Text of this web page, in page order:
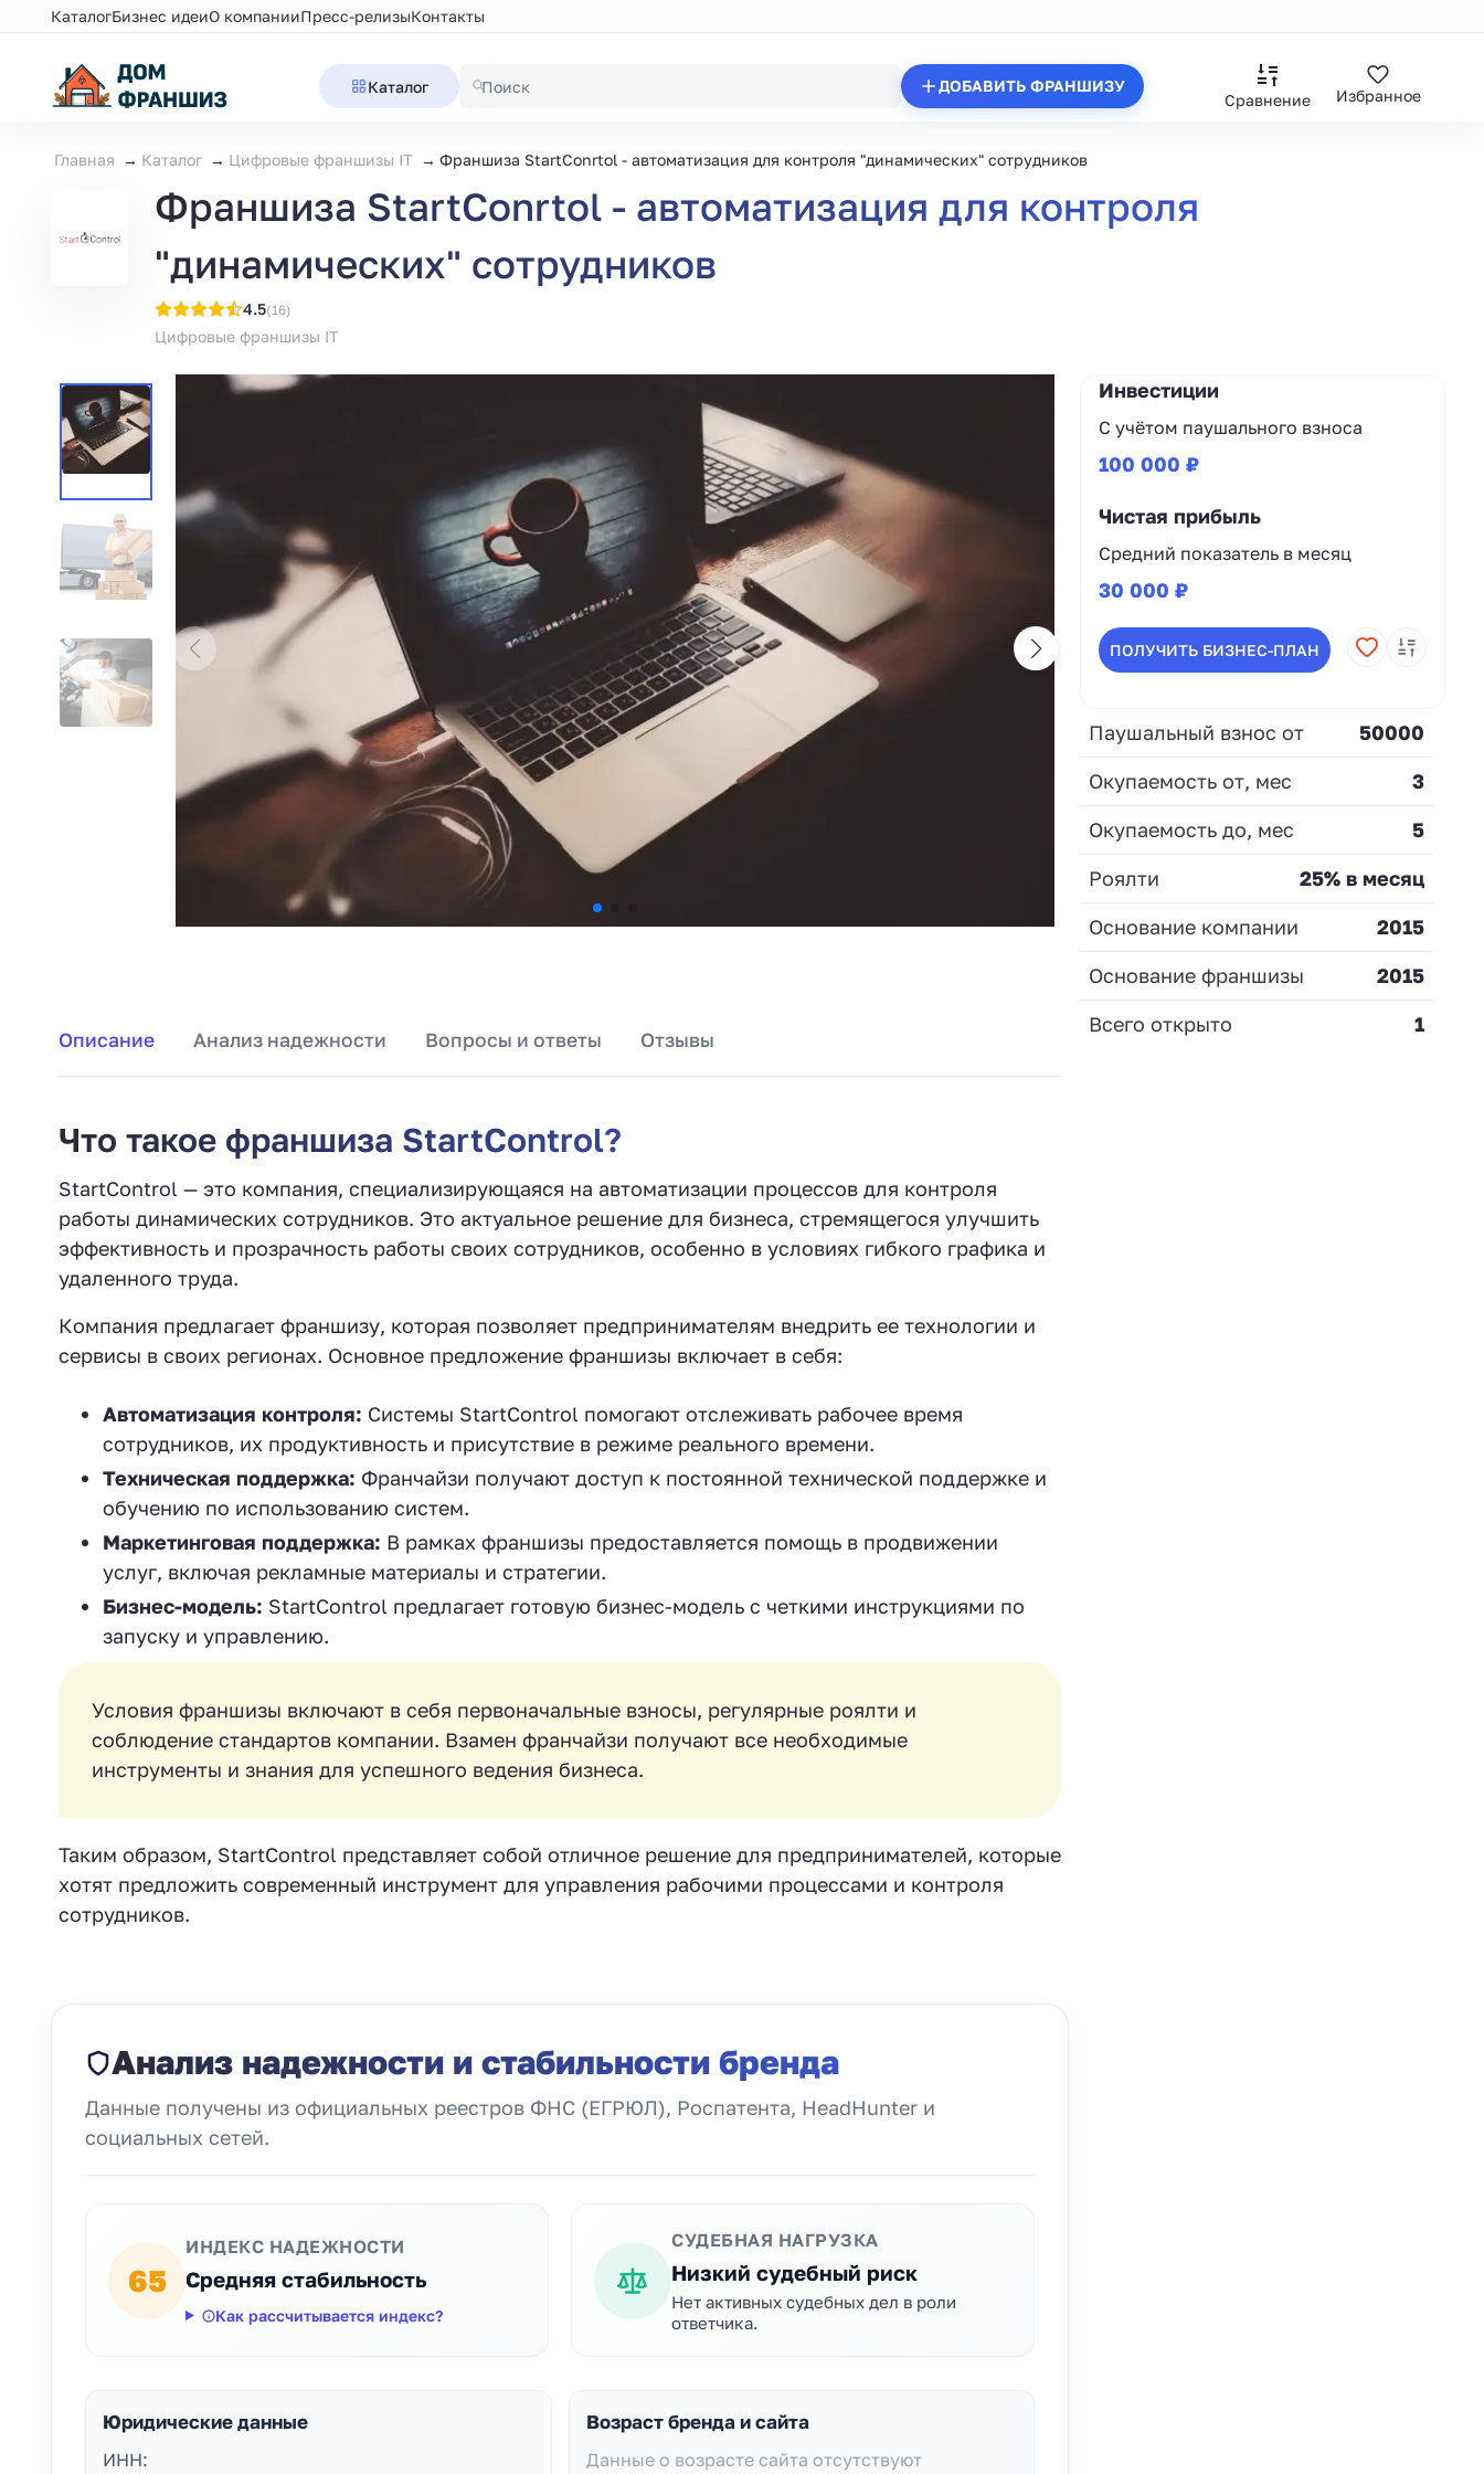
КаталогБизнес идеиО компанииПресс-релизыКонтакты
Каталог ДОБАВИТЬ ФРАНШИЗУ
Сравнение Избранное
Главная Каталог Цифровые франшизы IT Франшиза StartConrtol - автоматизация для контроля "динамических" сотрудников
Франшиза StartConrtol - автоматизация для контроля
"динамических" сотрудников
4.5(16)
Цифровые франшизы IT
Описание Анализ надежности Вопросы и ответы Отзывы
Что такое франшиза StartControl?
StartControl — это компания, специализирующаяся на автоматизации процессов для контроля
работы динамических сотрудников. Это актуальное решение для бизнеса, стремящегося улучшить
эффективность и прозрачность работы своих сотрудников, особенно в условиях гибкого графика и
удаленного труда.
Компания предлагает франшизу, которая позволяет предпринимателям внедрить ее технологии и
сервисы в своих регионах. Основное предложение франшизы включает в себя:
Автоматизация контроля: Системы StartControl помогают отслеживать рабочее время
сотрудников, их продуктивность и присутствие в режиме реального времени.
Техническая поддержка: Франчайзи получают доступ к постоянной технической поддержке и
обучению по использованию систем.
Маркетинговая поддержка: В рамках франшизы предоставляется помощь в продвижении
услуг, включая рекламные материалы и стратегии.
Бизнес-модель: StartControl предлагает готовую бизнес-модель с четкими инструкциями по
запуску и управлению.
Условия франшизы включают в себя первоначальные взносы, регулярные роялти и
соблюдение стандартов компании. Взамен франчайзи получают все необходимые
инструменты и знания для успешного ведения бизнеса.
Таким образом, StartControl представляет собой отличное решение для предпринимателей, которые
хотят предложить современный инструмент для управления рабочими процессами и контроля
сотрудников.
Анализ надежности и стабильности бренда
Данные получены из официальных реестров ФНС (ЕГРЮЛ), Роспатента, HeadHunter и
социальных сетей.
65
ИНДЕКС НАДЕЖНОСТИ
Средняя стабильность
Как рассчитывается индекс?
СУДЕБНАЯ НАГРУЗКА
Низкий судебный риск
Нет активных судебных дел в роли
ответчика.
Юридические данные
ИНН:
Возраст бренда и сайта
Данные о возрасте сайта отсутствуют
Инвестиции
С учётом паушального взноса
100 000 ₽
Чистая прибыль
Средний показатель в месяц
30 000 ₽
ПОЛУЧИТЬ БИЗНЕС-ПЛАН
Паушальный взнос от
50000
Окупаемость от, мес
3
Окупаемость до, мес
5
Роялти
25% в месяц
Основание компании
2015
Основание франшизы
2015
Всего открыто
1